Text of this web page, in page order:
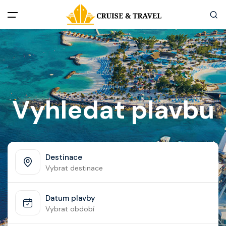
Menu
Akční nabídky
Destinace
Zážitky z plaveb
Užitečné informace
Často kladené otázky
Články
Vyhledat plavbu
Destinace
Vybrat destinace
Datum plavby
Vybrat období